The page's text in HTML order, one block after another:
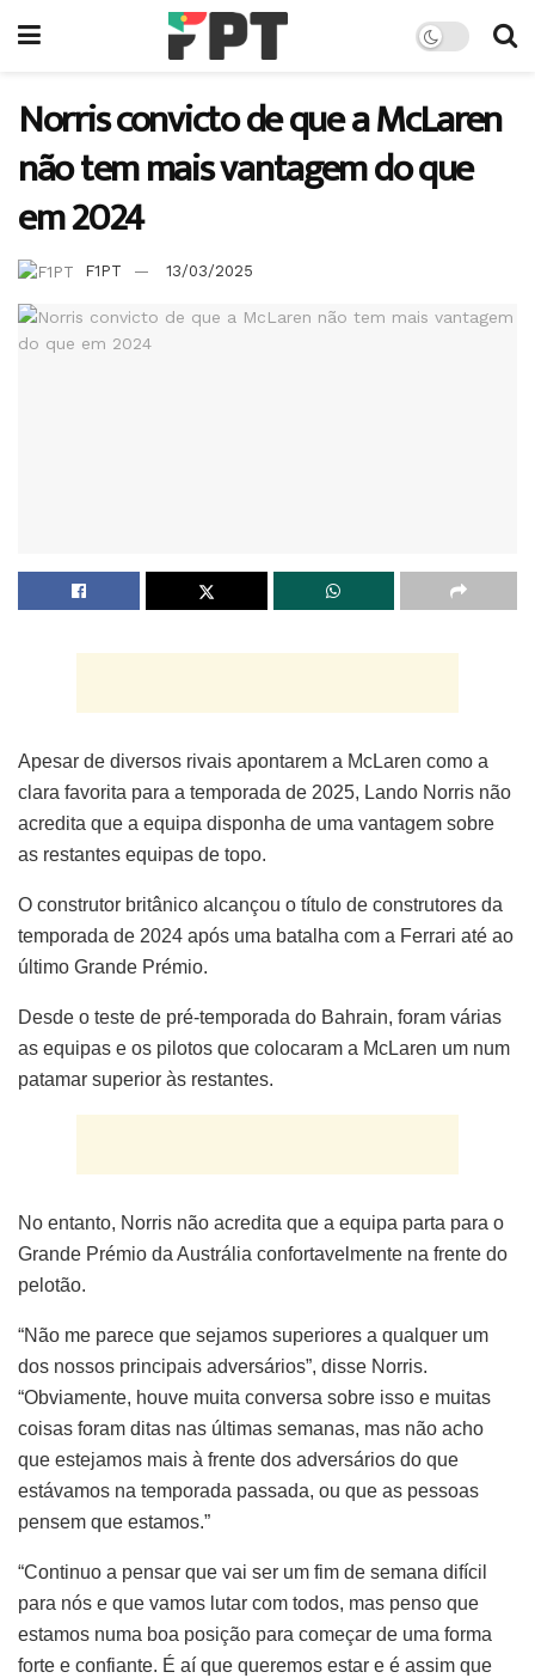
Norris convicto de que a McLaren
não tem mais vantagem do que
em 2024
F1PT 13/03/2025
Apesar de diversos rivais apontarem a McLaren como a
clara favorita para a temporada de 2025, Lando Norris não
acredita que a equipa disponha de uma vantagem sobre
as restantes equipas de topo.
O construtor britânico alcançou o título de construtores da
temporada de 2024 após uma batalha com a Ferrari até ao
último Grande Prémio.
Desde o teste de pré-temporada do Bahrain, foram várias
as equipas e os pilotos que colocaram a McLaren um num
patamar superior às restantes.
No entanto, Norris não acredita que a equipa parta para o
Grande Prémio da Austrália confortavelmente na frente do
pelotão.
“Não me parece que sejamos superiores a qualquer um
dos nossos principais adversários”, disse Norris.
“Obviamente, houve muita conversa sobre isso e muitas
coisas foram ditas nas últimas semanas, mas não acho
que estejamos mais à frente dos adversários do que
estávamos na temporada passada, ou que as pessoas
pensem que estamos.”
“Continuo a pensar que vai ser um fim de semana difícil
para nós e que vamos lutar com todos, mas penso que
estamos numa boa posição para começar de uma forma
forte e confiante. É aí que queremos estar e é assim que